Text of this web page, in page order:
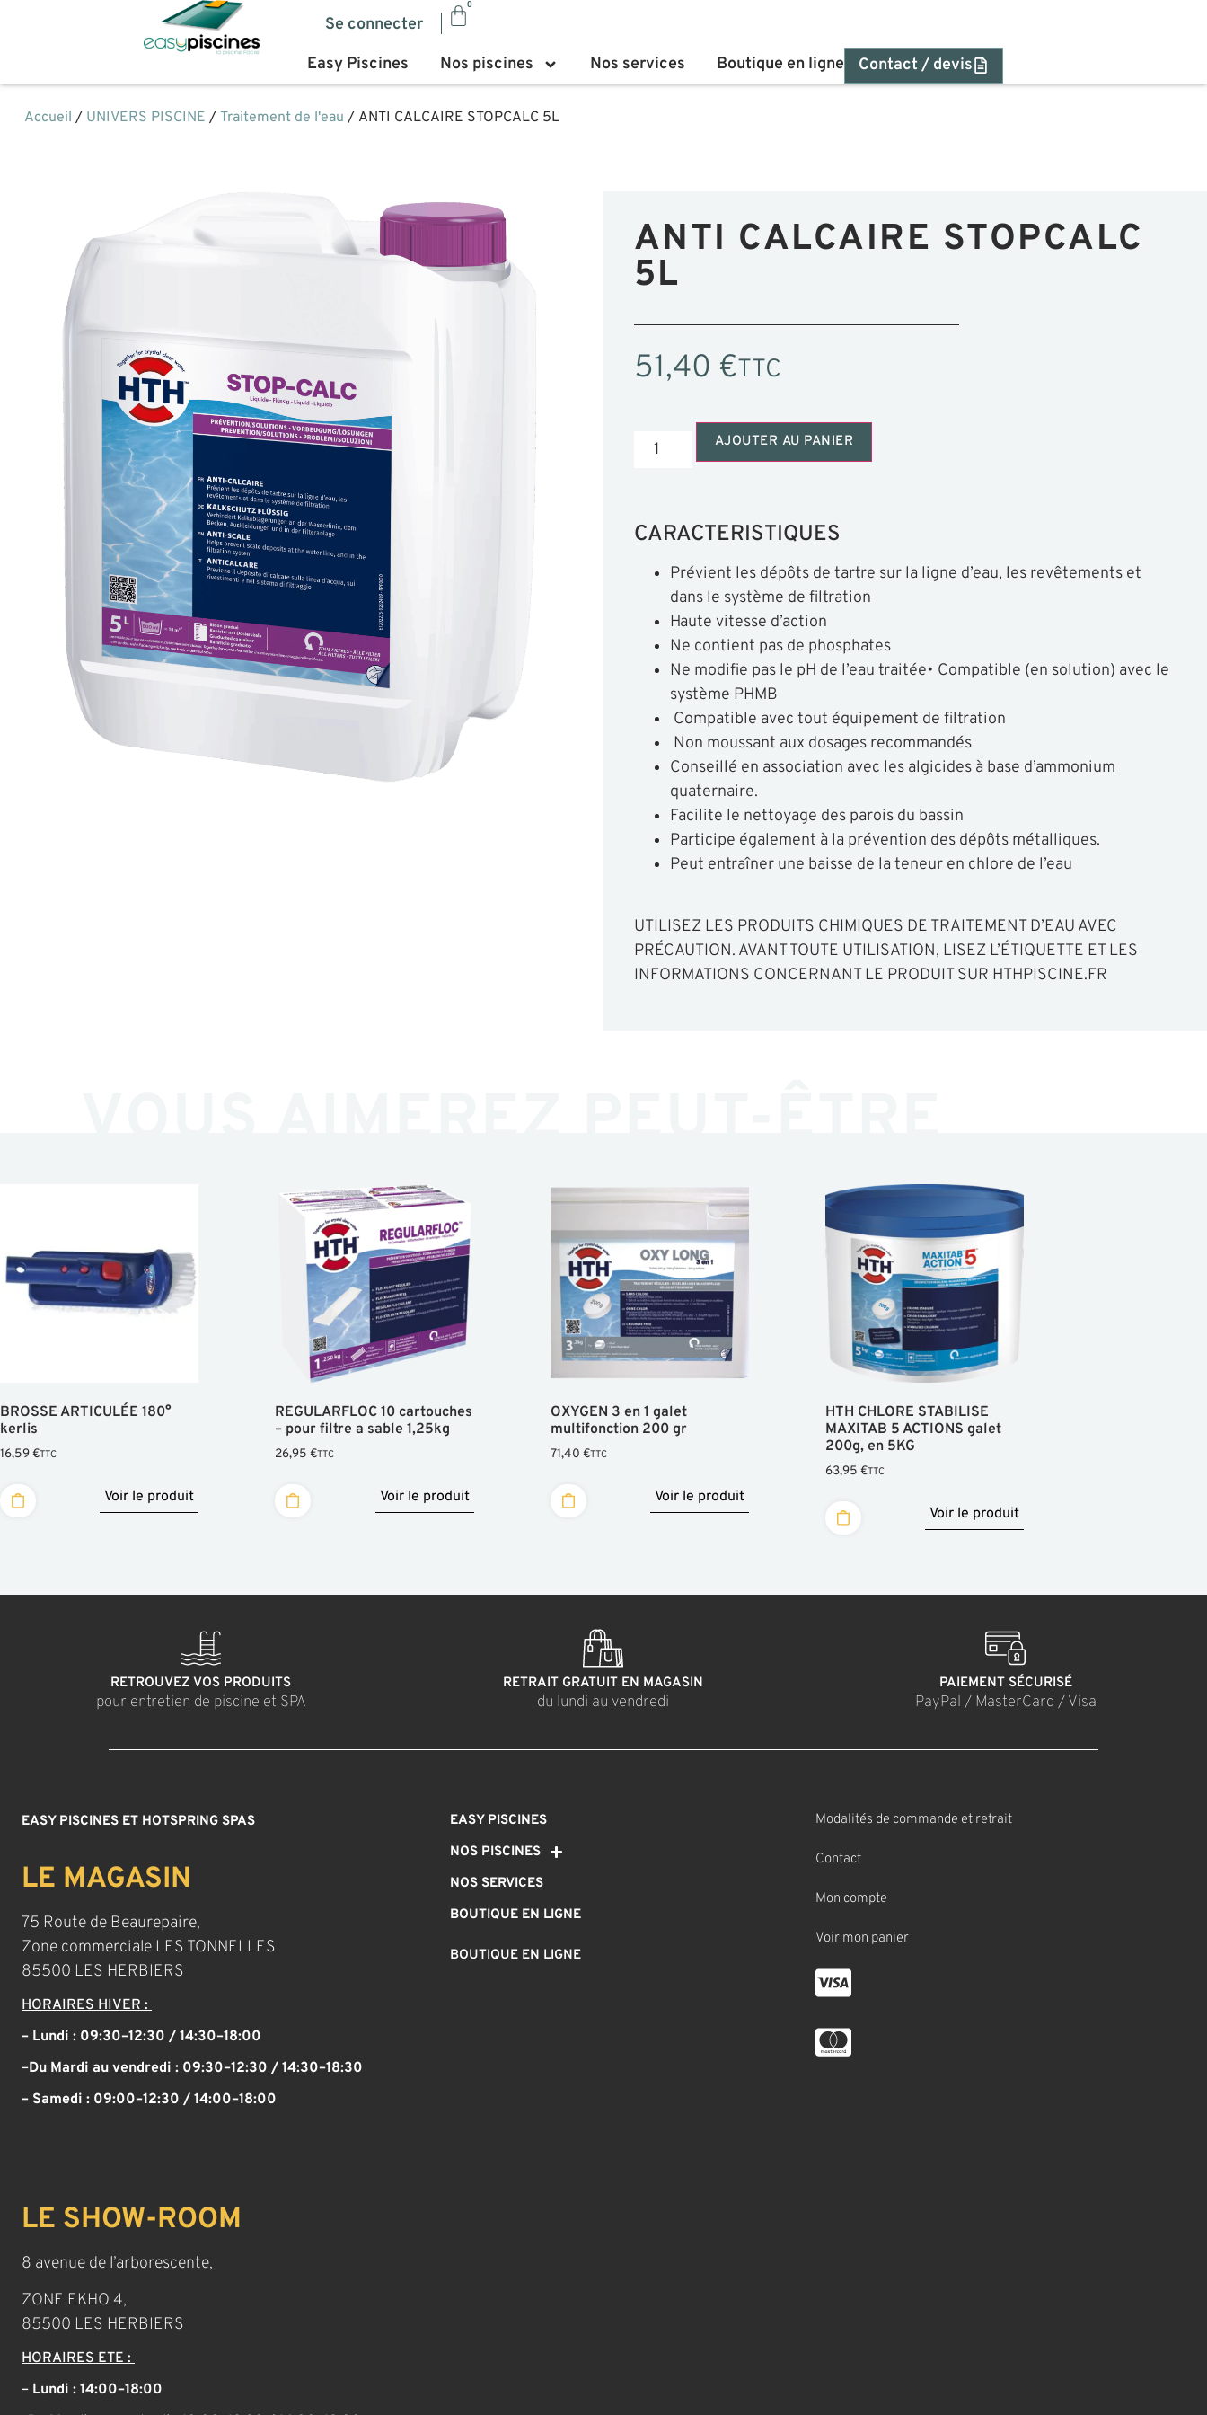
Se connecter
0
Easy Piscines Nos piscines Nos services Boutique en ligne Contact / devis
Accueil / UNIVERS PISCINE / Traitement de l'eau / ANTI CALCAIRE STOPCALC 5L
ANTI CALCAIRE STOPCALC
5L
51,40 €TTC
AJOUTER AU PANIER
CARACTERISTIQUES
Prévient les dépôts de tartre sur la ligne d’eau, les revêtements et
dans le système de filtration
Haute vitesse d’action
Ne contient pas de phosphates
Ne modifie pas le pH de l’eau traitée• Compatible (en solution) avec le
système PHMB
Compatible avec tout équipement de filtration
Non moussant aux dosages recommandés
Conseillé en association avec les algicides à base d’ammonium
quaternaire.
Facilite le nettoyage des parois du bassin
Participe également à la prévention des dépôts métalliques.
Peut entraîner une baisse de la teneur en chlore de l’eau
UTILISEZ LES PRODUITS CHIMIQUES DE TRAITEMENT D’EAU AVEC
PRÉCAUTION. AVANT TOUTE UTILISATION, LISEZ L’ÉTIQUETTE ET LES
INFORMATIONS CONCERNANT LE PRODUIT SUR HTHPISCINE.FR
BROSSE ARTICULÉE 180°
kerlis
16,59€TTC
Voir le produit
REGULARFLOC 10 cartouches
– pour filtre a sable 1,25kg
26,95€TTC
Voir le produit
OXYGEN 3 en 1 galet
multifonction 200 gr
71,40 €TTC
Voir le produit
HTH CHLORE STABILISE
MAXITAB 5 ACTIONS galet
200g, en 5KG
63,95 €TTC
Voir le produit
RETROUVEZ VOS PRODUITS
pour entretien de piscine et SPA
RETRAIT GRATUIT EN MAGASIN
du lundi au vendredi
PAIEMENT SÉCURISÉ
PayPal / MasterCard / Visa
EASY PISCINES ET HOTSPRING SPAS
LE MAGASIN
75 Route de Beaurepaire,
Zone commerciale LES TONNELLES
85500 LES HERBIERS
HORAIRES HIVER :
– Lundi : 09:30–12:30 / 14:30–18:00
–Du Mardi au vendredi : 09:30–12:30 / 14:30–18:30
– Samedi : 09:00–12:30 / 14:00–18:00
LE SHOW-ROOM
8 avenue de l’arborescente,
ZONE EKHO 4,
85500 LES HERBIERS
HORAIRES ETE :
– Lundi : 14:00–18:00
EASY PISCINES
NOS PISCINES
NOS SERVICES
BOUTIQUE EN LIGNE
BOUTIQUE EN LIGNE
Modalités de commande et retrait
Contact
Mon compte
Voir mon panier